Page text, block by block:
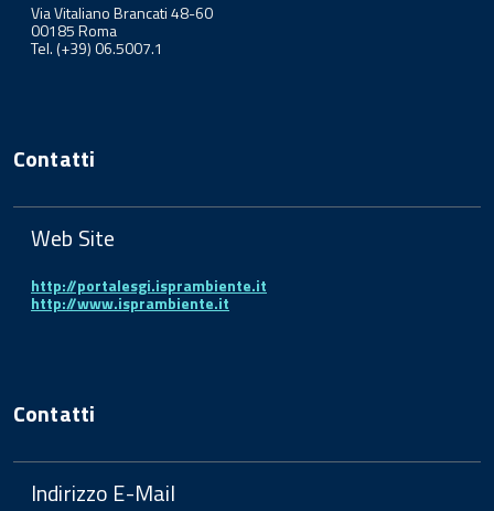
Via Vitaliano Brancati 48-60
00185 Roma
Tel. (+39) 06.5007.1
Contatti
Web Site
http://portalesgi.isprambiente.it
http://www.isprambiente.it
Contatti
Indirizzo E-Mail